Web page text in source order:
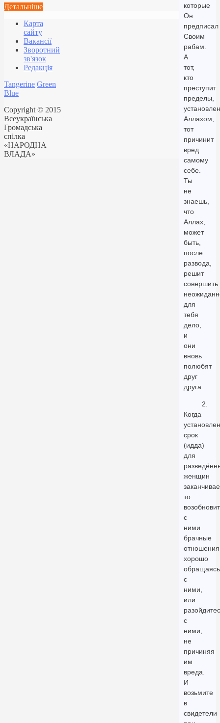
которые
Он
предписал
Своим
рабам.
А
тот,
кто
преступит
пределы,
Аллахом,
тот
причинит
вред
самому
себе.
Ты
не
знаешь,
что
Аллах,
может
быть,
после
развода,
решит
совершить
для
тебя
дело,
и
они
вновь
полюбят
друг
друга.
2.
Когда
срок
(идда)
для
женщин
то
с
ними
брачные
хорошо
обращаясь
с
ними,
или
с
ними,
не
причиняя
им
вреда.
И
возьмите
в
свидетели
Детальніше
Карта
сайту
Вакансії
Зворотний
зв'язок
Редакція
Tangerine Green
Blue
Copyright © 2015
Всеукраїнська
Громадська
спілка
«НАРОДНА
ВЛАДА»